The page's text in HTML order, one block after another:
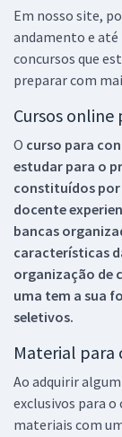
Em nosso site,
andamento e até
concursos que
preparar com
Cursos online
O curso para
estudar para o
constituídos
docente
bancas
características
organização de
uma tem a sua
seletivos.
Material para
Ao adquirir
exclusivos para o
materiais com